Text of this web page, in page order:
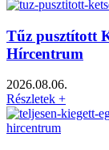
Tűz pusztított
Hírcentrum
2026.08.06.
Részletek +